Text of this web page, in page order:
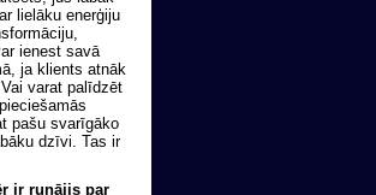
lielāku enerģiju
ienest savā
ja klients atnāk
varat palīdzēt
pašu svarīgāko
dzīvi. Tas ir
ir runājis par